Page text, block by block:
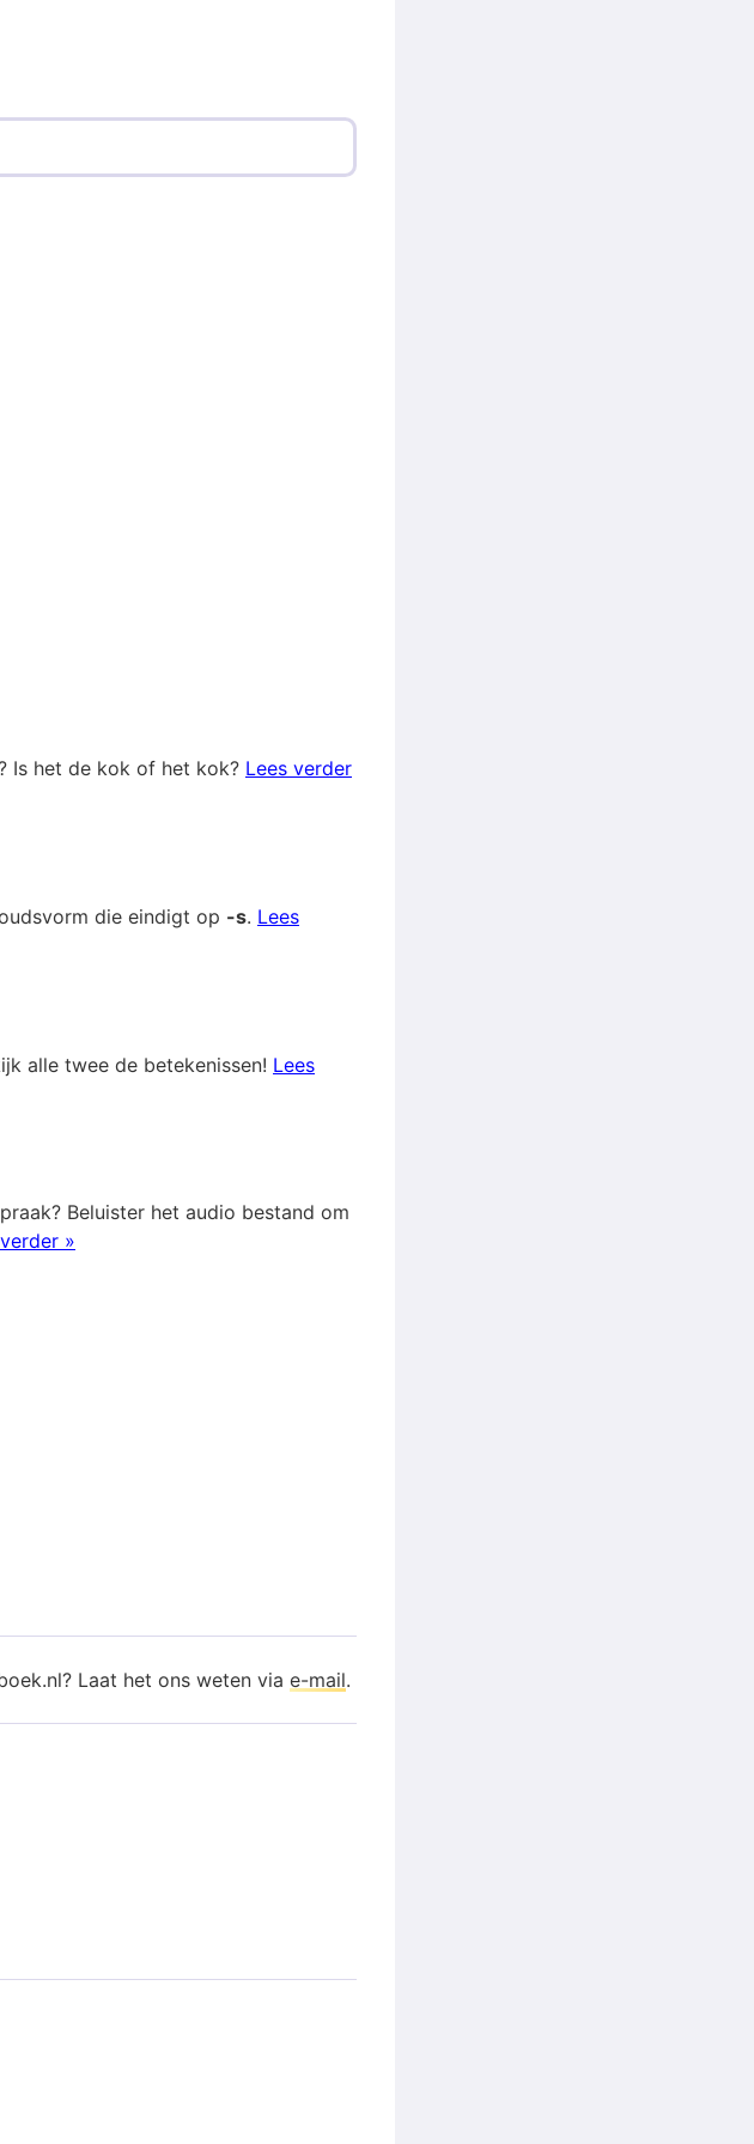
Is het de kok of het kok? Lees verder
die eindigt op -s. Lees
alle twee de betekenissen! Lees
Beluister het audio bestand om
»
Laat het ons weten via e-mail.